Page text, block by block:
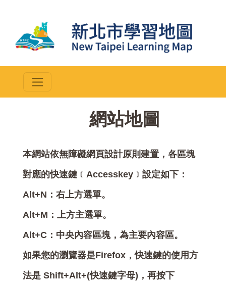
網站地圖
本網站依無障礙網頁設計原則建置，各區塊
對應的快速鍵﹝Accesskey﹞設定如下：
Alt+N：右上方選單。
Alt+M：上方主選單。
Alt+C：中央內容區塊，為主要內容區。
如果您的瀏覽器是Firefox，快速鍵的使用方
法是 Shift+Alt+(快速鍵字母)，再按下